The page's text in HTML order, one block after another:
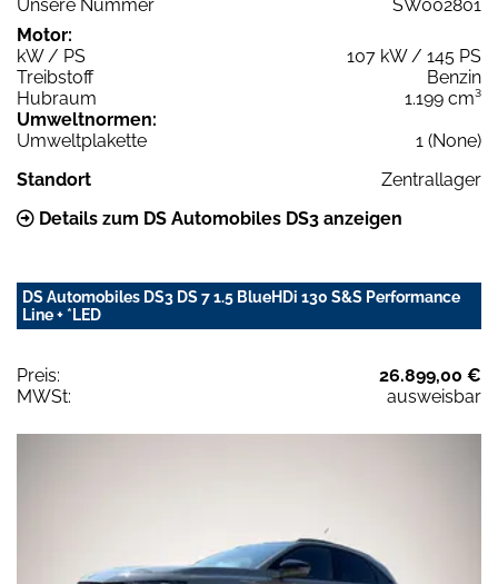
Unsere Nummer
SW002801
Motor:
kW / PS
107 kW / 145 PS
Treibstoff
Benzin
Hubraum
1.199 cm³
Umweltnormen:
Umweltplakette
1 (None)
Standort
Zentrallager
Details zum DS Automobiles DS3 anzeigen
DS Automobiles DS3 DS 7 1.5 BlueHDi 130 S&S Performance
Line + *LED
Preis:
26.899,00 €
MWSt:
ausweisbar